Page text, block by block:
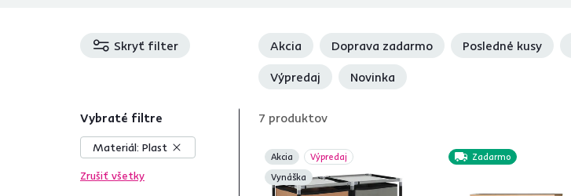
Skryť filter Akcia Doprava zadarmo Posledné kusy
Výpredaj
Novinka
Vybraté filtre
Materiál: Plast
Zrušiť všetky
7 produktov
Akcia
Výpredaj
Vynáška
Zadarmo